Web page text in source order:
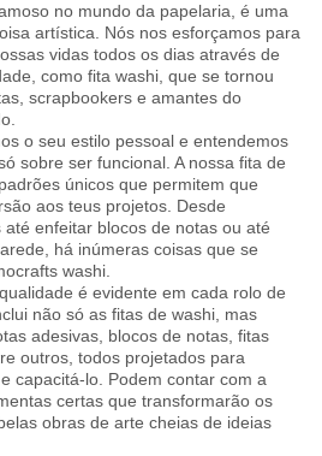
no mundo da papelaria, é uma
artística. Nós nos esforçamos para
vidas todos os dias através de
como fita washi, que se tornou
scrapbookers e amantes do
o seu estilo pessoal e entendemos
sobre ser funcional. A nossa fita de
únicos que permitem que
aos teus projetos. Desde
enfeitar blocos de notas ou até
há inúmeras coisas que se
washi.
é evidente em cada rolo de
não só as fitas de washi, mas
adesivas, blocos de notas, fitas
outros, todos projetados para
capacitá-lo. Podem contar com a
certas que transformarão os
obras de arte cheias de ideias